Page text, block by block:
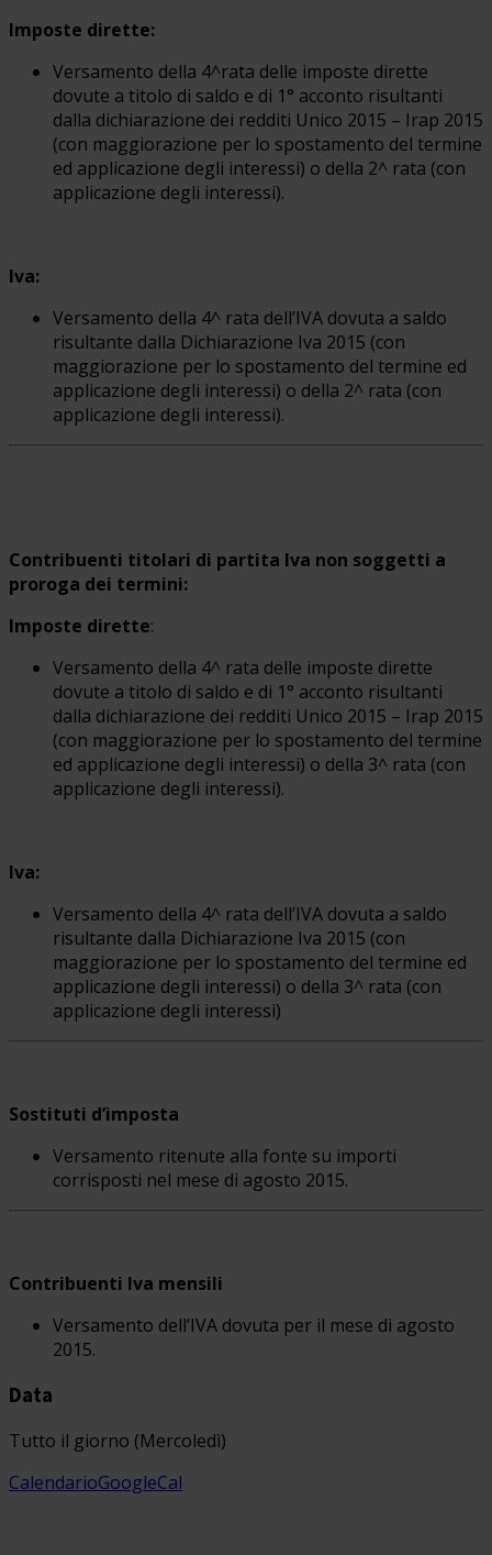
Imposte dirette:
Versamento della 4^rata delle imposte dirette
dovute a titolo di saldo e di 1° acconto risultanti
dalla dichiarazione dei redditi Unico 2015 – Irap 2015
(con maggiorazione per lo spostamento del termine
ed applicazione degli interessi) o della 2^ rata (con
applicazione degli interessi).
Iva:
Versamento della 4^ rata dell’IVA dovuta a saldo
risultante dalla Dichiarazione Iva 2015 (con
maggiorazione per lo spostamento del termine ed
applicazione degli interessi) o della 2^ rata (con
applicazione degli interessi).
Contribuenti titolari di partita Iva non soggetti a
proroga dei termini:
Imposte dirette:
Versamento della 4^ rata delle imposte dirette
dovute a titolo di saldo e di 1° acconto risultanti
dalla dichiarazione dei redditi Unico 2015 – Irap 2015
(con maggiorazione per lo spostamento del termine
ed applicazione degli interessi) o della 3^ rata (con
applicazione degli interessi).
Iva:
Versamento della 4^ rata dell’IVA dovuta a saldo
risultante dalla Dichiarazione Iva 2015 (con
maggiorazione per lo spostamento del termine ed
applicazione degli interessi) o della 3^ rata (con
applicazione degli interessi)
Sostituti d’imposta
Versamento ritenute alla fonte su importi
corrisposti nel mese di agosto 2015.
Contribuenti Iva mensili
Versamento dell’IVA dovuta per il mese di agosto
2015.
Data
Tutto il giorno (Mercoledì)
CalendarioGoogleCal